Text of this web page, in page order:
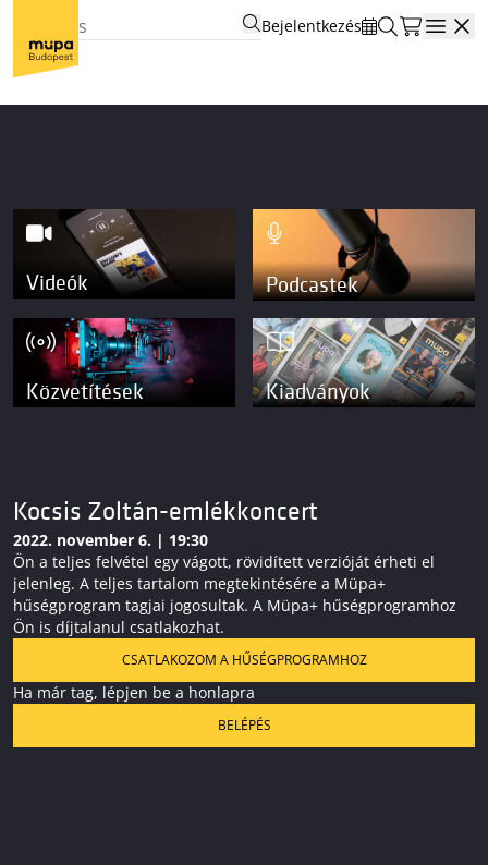
Bejelentkezés
Videók Podcastek
Közvetítések Kiadványok
Kocsis Zoltán-emlékkoncert
2022. november 6. | 19:30
Ön a teljes felvétel egy vágott, rövidített verzióját érheti el
jelenleg. A teljes tartalom megtekintésére a Müpa+
hűségprogram tagjai jogosultak. A Müpa+ hűségprogramhoz
Ön is díjtalanul csatlakozhat.
CSATLAKOZOM A HŰSÉGPROGRAMHOZ
Ha már tag, lépjen be a honlapra
BELÉPÉS